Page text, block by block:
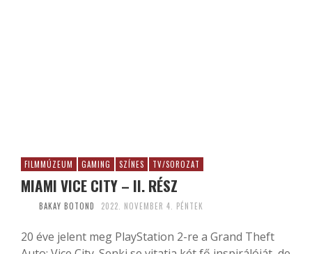
FILMMÚZEUM GAMING SZÍNES TV/SOROZAT
MIAMI VICE CITY – II. RÉSZ
BAKAY BOTOND 2022. NOVEMBER 4. PÉNTEK
20 éve jelent meg PlayStation 2-re a Grand Theft